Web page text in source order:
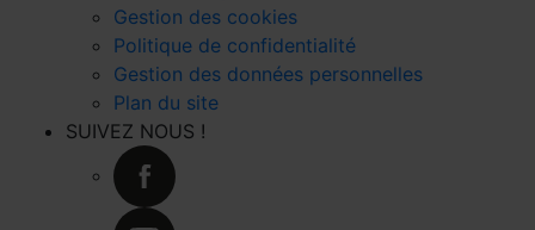
Gestion des cookies
Politique de confidentialité
Gestion des données personnelles
Plan du site
SUIVEZ NOUS !